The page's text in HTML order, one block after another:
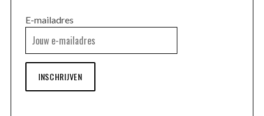
E-mailadres
INSCHRIJVEN